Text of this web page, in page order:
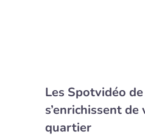
Les Spotvidéo
s’enrichissent de
quartier